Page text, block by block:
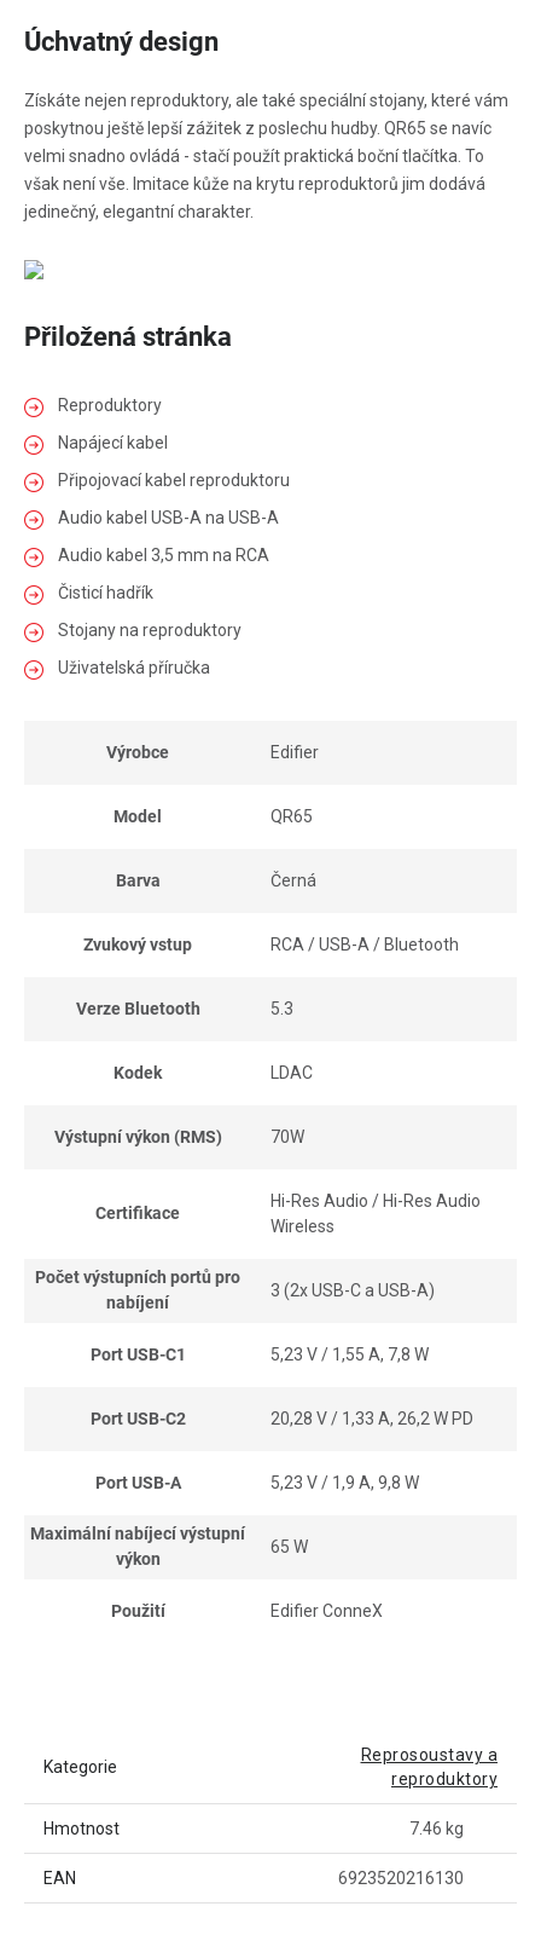
Úchvatný design
Získáte nejen reproduktory, ale také speciální stojany, které vám
poskytnou ještě lepší zážitek z poslechu hudby. QR65 se navíc
velmi snadno ovládá - stačí použít praktická boční tlačítka. To
však není vše. Imitace kůže na krytu reproduktorů jim dodává
jedinečný, elegantní charakter.
Přiložená stránka
Reproduktory
Napájecí kabel
Připojovací kabel reproduktoru
Audio kabel USB-A na USB-A
Audio kabel 3,5 mm na RCA
Čisticí hadřík
Stojany na reproduktory
Uživatelská příručka
Výrobce Edifier
Model QR65
Barva Černá
Zvukový vstup RCA / USB-A / Bluetooth
Verze Bluetooth 5.3
Kodek LDAC
Výstupní výkon (RMS) 70W
Certifikace
Hi-Res Audio / Hi-Res Audio
Wireless
Počet výstupních portů pro
nabíjení
3 (2x USB-C a USB-A)
Port USB-C1 5,23 V / 1,55 A, 7,8 W
Port USB-C2 20,28 V / 1,33 A, 26,2 W PD
Port USB-A 5,23 V / 1,9 A, 9,8 W
Maximální nabíjecí výstupní
výkon
65 W
Použití Edifier ConneX
Kategorie
Reprosoustavy a
reproduktory
Hmotnost 7.46 kg
EAN 6923520216130